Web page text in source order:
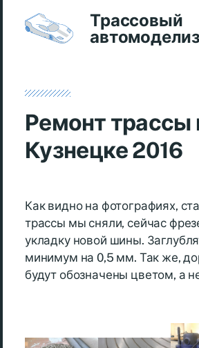
Трассовый
Ремонт трассы
Кузнецке 2016
Как видно на фотографиях,
трассы мы сняли, сейчас
укладку новой шины.
минимум на 0,5 мм. Так же,
будут обозначены цветом, а